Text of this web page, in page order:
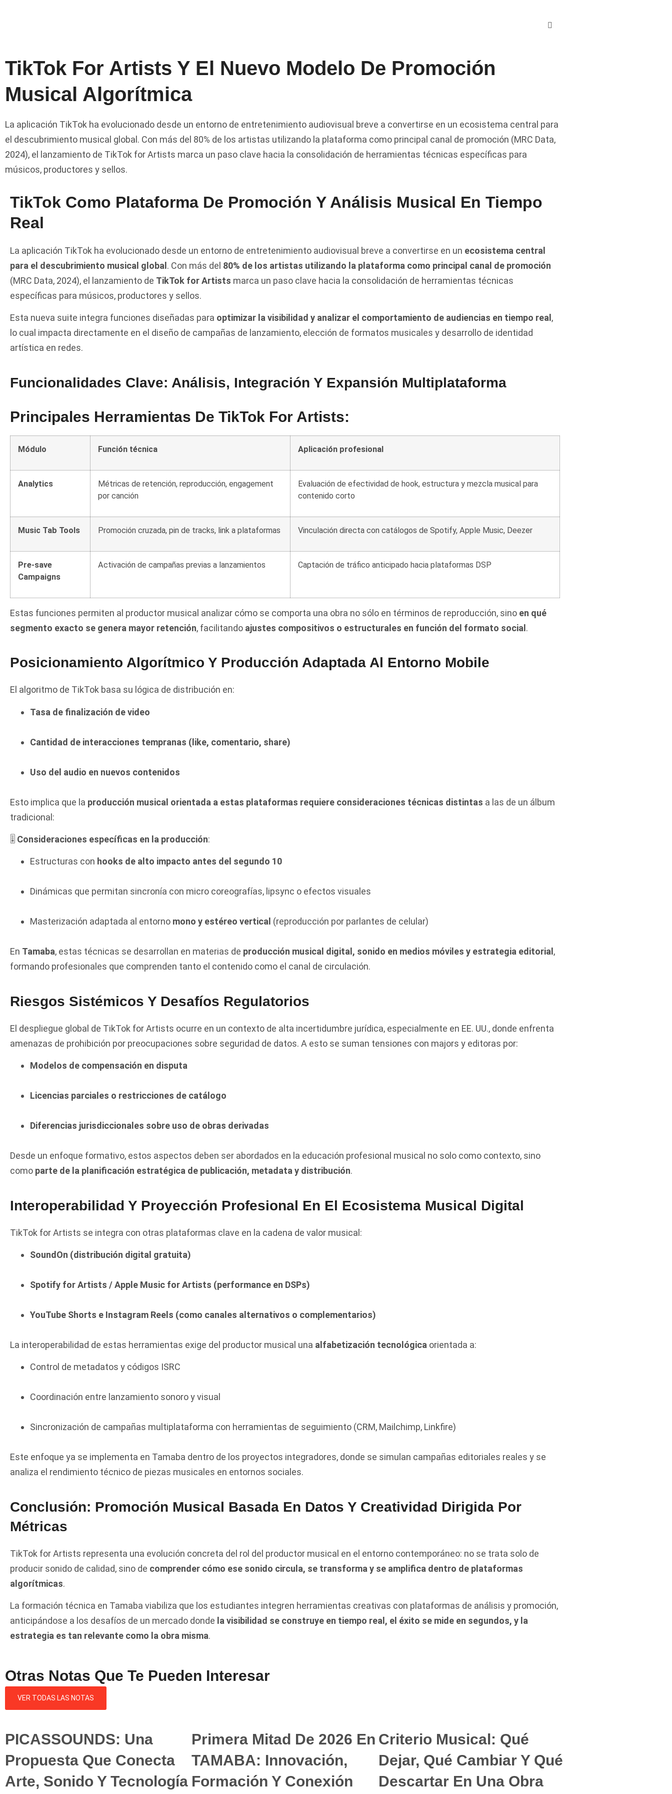
TikTok For Artists Y El Nuevo Modelo De Promoción
Musical Algorítmica
La aplicación TikTok ha evolucionado desde un entorno de entretenimiento audiovisual breve a convertirse en un ecosistema central para
el descubrimiento musical global. Con más del 80% de los artistas utilizando la plataforma como principal canal de promoción (MRC Data,
2024), el lanzamiento de TikTok for Artists marca un paso clave hacia la consolidación de herramientas técnicas específicas para
músicos, productores y sellos.
TikTok Como Plataforma De Promoción Y Análisis Musical En Tiempo
Real
La aplicación TikTok ha evolucionado desde un entorno de entretenimiento audiovisual breve a convertirse en un ecosistema central
para el descubrimiento musical global . Con más del 80% de los artistas utilizando la plataforma como principal canal de promoción
(MRC Data, 2024), el lanzamiento de TikTok for Artists marca un paso clave hacia la consolidación de herramientas técnicas
específicas para músicos, productores y sellos.
Esta nueva suite integra funciones diseñadas para optimizar la visibilidad y analizar el comportamiento de audiencias en tiempo real ,
lo cual impacta directamente en el diseño de campañas de lanzamiento, elección de formatos musicales y desarrollo de identidad
artística en redes.
Funcionalidades Clave: Análisis, Integración Y Expansión Multiplataforma
Principales Herramientas De TikTok For Artists:
Módulo Función técnica Aplicación profesional
Analytics
Métricas de retención, reproducción, engagement
por canción
Evaluación de efectividad de hook, estructura y mezcla musical para
contenido corto
Music Tab Tools Promoción cruzada, pin de tracks, link a plataformas Vinculación directa con catálogos de Spotify, Apple Music, Deezer
Pre-save
Campaigns
Activación de campañas previas a lanzamientos Captación de tráfico anticipado hacia plataformas DSP
Estas funciones permiten al productor musical analizar cómo se comporta una obra no sólo en términos de reproducción, sino en qué
segmento exacto se genera mayor retención, facilitando ajustes compositivos o estructurales en función del formato social.
Posicionamiento Algorítmico Y Producción Adaptada Al Entorno Mobile
El algoritmo de TikTok basa su lógica de distribución en:
Tasa de finalización de video
Cantidad de interacciones tempranas (like, comentario, share)
Uso del audio en nuevos contenidos
Esto implica que la producción musical orientada a estas plataformas requiere consideraciones técnicas distintas a las de un álbum
tradicional:
🎚️ Consideraciones específicas en la producción:
Estructuras con hooks de alto impacto antes del segundo 10
Dinámicas que permitan sincronía con micro coreografías, lipsync o efectos visuales
Masterización adaptada al entorno mono y estéreo vertical (reproducción por parlantes de celular)
En Tamaba, estas técnicas se desarrollan en materias de producción musical digital, sonido en medios móviles y estrategia editorial ,
formando profesionales que comprenden tanto el contenido como el canal de circulación.
Riesgos Sistémicos Y Desafíos Regulatorios
El despliegue global de TikTok for Artists ocurre en un contexto de alta incertidumbre jurídica, especialmente en EE. UU., donde enfrenta
amenazas de prohibición por preocupaciones sobre seguridad de datos. A esto se suman tensiones con majors y editoras por:
Modelos de compensación en disputa
Licencias parciales o restricciones de catálogo
Diferencias jurisdiccionales sobre uso de obras derivadas
Desde un enfoque formativo, estos aspectos deben ser abordados en la educación profesional musical no solo como contexto, sino
como parte de la planificación estratégica de publicación, metadata y distribución.
Interoperabilidad Y Proyección Profesional En El Ecosistema Musical Digital
TikTok for Artists se integra con otras plataformas clave en la cadena de valor musical:
SoundOn (distribución digital gratuita)
Spotify for Artists / Apple Music for Artists (performance en DSPs)
YouTube Shorts e Instagram Reels (como canales alternativos o complementarios)
La interoperabilidad de estas herramientas exige del productor musical una alfabetización tecnológica orientada a:
Control de metadatos y códigos ISRC
Coordinación entre lanzamiento sonoro y visual
Sincronización de campañas multiplataforma con herramientas de seguimiento (CRM, Mailchimp, Linkfire)
Este enfoque ya se implementa en Tamaba dentro de los proyectos integradores, donde se simulan campañas editoriales reales y se
analiza el rendimiento técnico de piezas musicales en entornos sociales.
Conclusión: Promoción Musical Basada En Datos Y Creatividad Dirigida Por
Métricas
TikTok for Artists representa una evolución concreta del rol del productor musical en el entorno contemporáneo: no se trata solo de
producir sonido de calidad, sino de comprender cómo ese sonido circula, se transforma y se amplifica dentro de plataformas
algorítmicas.
La formación técnica en Tamaba viabiliza que los estudiantes integren herramientas creativas con plataformas de análisis y promoción,
anticipándose a los desafíos de un mercado donde la visibilidad se construye en tiempo real, el éxito se mide en segundos, y la
estrategia es tan relevante como la obra misma.
Otras Notas Que Te Pueden Interesar
VER TODAS LAS NOTAS
PICASSOUNDS: Una
Propuesta Que Conecta
Arte, Sonido Y Tecnología
Primera Mitad De 2026 En
TAMABA: Innovación,
Formación Y Conexión
Criterio Musical: Qué
Dejar, Qué Cambiar Y Qué
Descartar En Una Obra